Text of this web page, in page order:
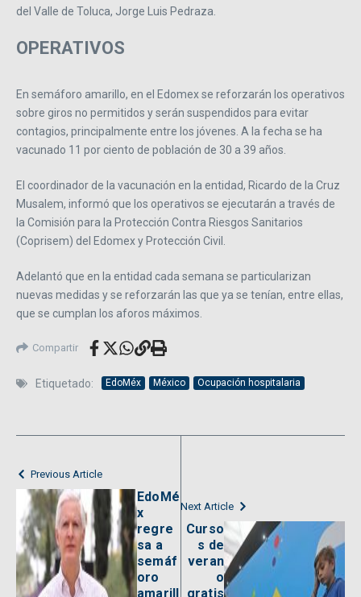
del Valle de Toluca, Jorge Luis Pedraza.
OPERATIVOS
En semáforo amarillo, en el Edomex se reforzarán los operativos
sobre giros no permitidos y serán suspendidos para evitar
contagios, principalmente entre los jóvenes. A la fecha se ha
vacunado 11 por ciento de población de 30 a 39 años.
El coordinador de la vacunación en la entidad, Ricardo de la Cruz
Musalem, informó que los operativos se ejecutarán a través de
la Comisión para la Protección Contra Riesgos Sanitarios
(Coprisem) del Edomex y Protección Civil.
Adelantó que en la entidad cada semana se particularizan
nuevas medidas y se reforzarán las que ya se tenían, entre ellas,
que se cumplan los aforos máximos.
Compartir
Etiquetado: EdoMéx México Ocupación hospitalaria
Previous Article
EdoMé
x
regre
sa a
semáf
oro
amarill
Next Article
Curso
s de
veran
o
gratis